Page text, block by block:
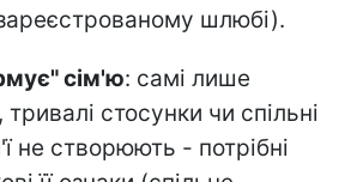
шлюбі).
сім'ю: самі лише
стосунки чи спільні
не створюють - потрібні